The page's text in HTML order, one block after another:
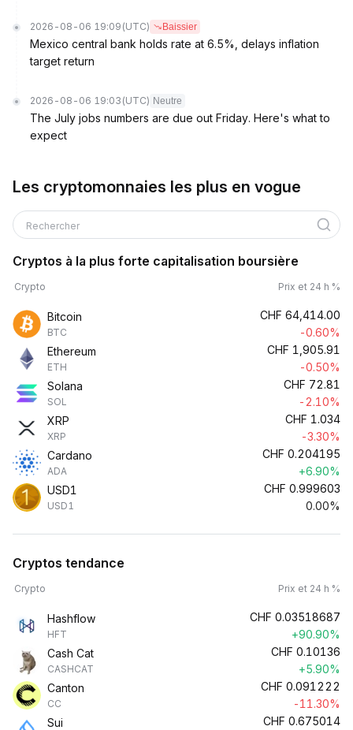
2026-08-06 19:09 (UTC) Baissier
Mexico central bank holds rate at 6.5%, delays inflation
target return
2026-08-06 19:03 (UTC) Neutre
The July jobs numbers are due out Friday. Here's what to
expect
Les cryptomonnaies les plus en vogue
Rechercher
Cryptos à la plus forte capitalisation boursière
Crypto Prix et 24 h %
Bitcoin
BTC
CHF 64,414.00
-0.60%
Ethereum
ETH
CHF 1,905.91
-0.50%
Solana
SOL
CHF 72.81
-2.10%
XRP
XRP
CHF 1.034
-3.30%
Cardano
ADA
CHF 0.204195
+6.90%
USD1
USD1
CHF 0.999603
0.00%
Cryptos tendance
Crypto Prix et 24 h %
Hashflow
HFT
CHF 0.03518687
+90.90%
Cash Cat
CASHCAT
CHF 0.10136
+5.90%
Canton
CC
CHF 0.091222
-11.30%
Sui
CHF 0.675014